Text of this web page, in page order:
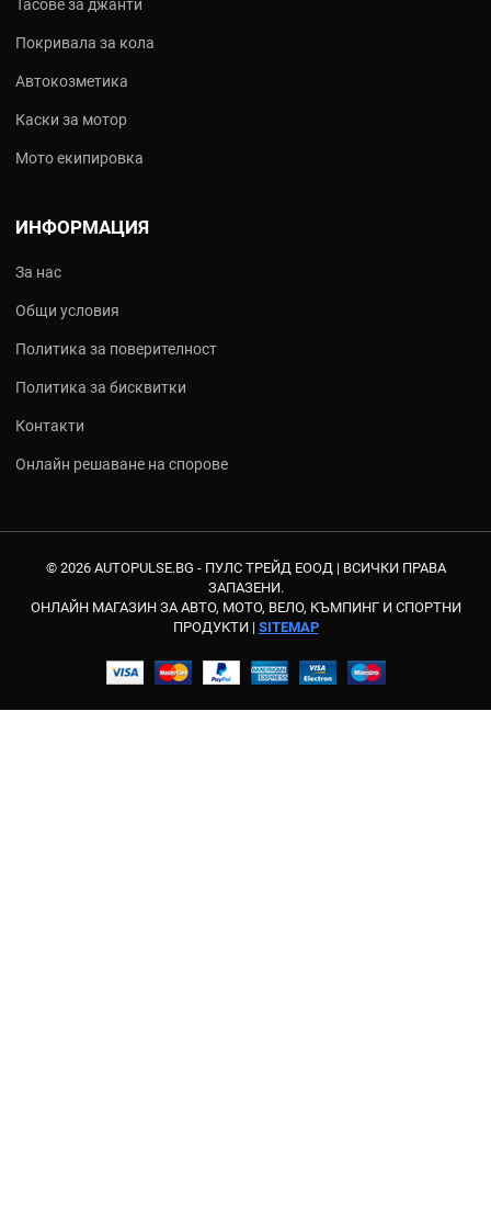
Тасове за джанти
Покривала за кола
Автокозметика
Каски за мотор
Мото екипировка
ИНФОРМАЦИЯ
За нас
Общи условия
Политика за поверителност
Политика за бисквитки
Контакти
Онлайн решаване на спорове
© 2026 AUTOPULSE.BG - ПУЛС ТРЕЙД ЕООД | ВСИЧКИ ПРАВА
ЗАПАЗЕНИ.
ОНЛАЙН МАГАЗИН ЗА АВТО, МОТО, ВЕЛО, КЪМПИНГ И СПОРТНИ
ПРОДУКТИ | SITEMAP